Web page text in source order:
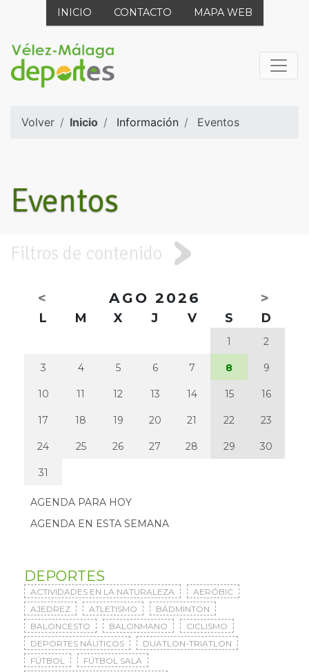
INICIO CONTACTO MAPA WEB
Volver Inicio Información Eventos
Eventos
Filtros de contenido
< AGO 2026 >
L M X J V S D
1 2
3 4 5 6 7 8 9
10 11 12 13 14 15 16
17 18 19 20 21 22 23
24 25 26 27 28 29 30
31
AGENDA PARA HOY
AGENDA EN ESTA SEMANA
DEPORTES
ACTIVIDADES EN LA NATURALEZA
AERÓBIC
AJEDREZ
ATLETISMO
BÁDMINTON
BALONCESTO
BALONMANO
CICLISMO
DEPORTES NÁUTICOS
DUATLON-TRIATLON
FÚTBOL
FÚTBOL SALA